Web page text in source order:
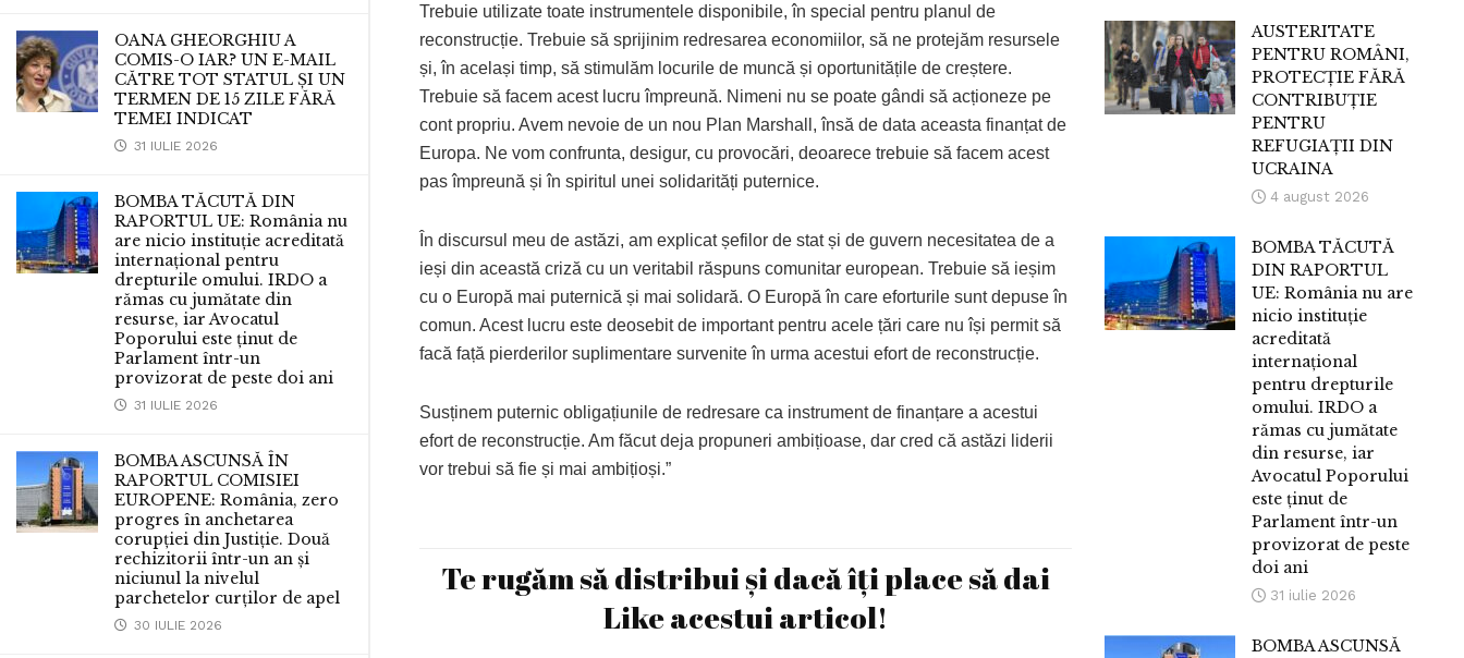
OANA GHEORGHIU A
COMIS-O IAR? UN E-MAIL
CĂTRE TOT STATUL ȘI UN
TERMEN DE 15 ZILE FĂRĂ
TEMEI INDICAT
31 IULIE 2026
BOMBA TĂCUTĂ DIN
RAPORTUL UE: România nu
are nicio instituție acreditată
internațional pentru
drepturile omului. IRDO a
rămas cu jumătate din
resurse, iar Avocatul
Poporului este ținut de
Parlament într-un
provizorat de peste doi ani
31 IULIE 2026
BOMBA ASCUNSĂ ÎN
RAPORTUL COMISIEI
EUROPENE: România, zero
progres în anchetarea
corupției din Justiție. Două
rechizitorii într-un an și
niciunul la nivelul
parchetelor curților de apel
30 IULIE 2026
Trebuie utilizate toate instrumentele disponibile, în special pentru planul de
reconstrucție. Trebuie să sprijinim redresarea economiilor, să ne protejăm resursele
și, în același timp, să stimulăm locurile de muncă și oportunitățile de creștere.
Trebuie să facem acest lucru împreună. Nimeni nu se poate gândi să acționeze pe
cont propriu. Avem nevoie de un nou Plan Marshall, însă de data aceasta finanțat de
Europa. Ne vom confrunta, desigur, cu provocări, deoarece trebuie să facem acest
pas împreună și în spiritul unei solidarități puternice.
În discursul meu de astăzi, am explicat șefilor de stat și de guvern necesitatea de a
ieși din această criză cu un veritabil răspuns comunitar european. Trebuie să ieșim
cu o Europă mai puternică și mai solidară. O Europă în care eforturile sunt depuse în
comun. Acest lucru este deosebit de important pentru acele țări care nu își permit să
facă față pierderilor suplimentare survenite în urma acestui efort de reconstrucție.
Susținem puternic obligațiunile de redresare ca instrument de finanțare a acestui
efort de reconstrucție. Am făcut deja propuneri ambițioase, dar cred că astăzi liderii
vor trebui să fie și mai ambițioși.”
Te rugăm să distribui și dacă îți place să dai
Like acestui articol!
AUSTERITATE
PENTRU ROMÂNI,
PROTECȚIE FĂRĂ
CONTRIBUȚIE
PENTRU
REFUGIAȚII DIN
UCRAINA
4 august 2026
BOMBA TĂCUTĂ
DIN RAPORTUL
UE: România nu are
nicio instituție
acreditată
internațional
pentru drepturile
omului. IRDO a
rămas cu jumătate
din resurse, iar
Avocatul Poporului
este ținut de
Parlament într-un
provizorat de peste
doi ani
31 iulie 2026
BOMBA ASCUNSĂ